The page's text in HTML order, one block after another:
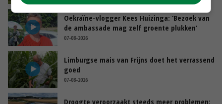
Oekraïne-vlogger Kees Huizinga: ‘Bezoek van
de ambassade mag zelf groente plukken’
07-08-2026
Limburgse mais van Frijns doet het verrassend
goed
07-08-2026
Droogte veroorzaakt steeds meer problemen: